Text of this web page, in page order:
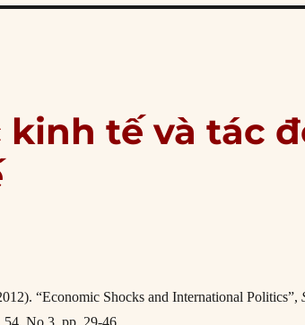
kinh tế và tác
“Economic Shocks and International Politics”,
54, No.3, pp. 29-46.